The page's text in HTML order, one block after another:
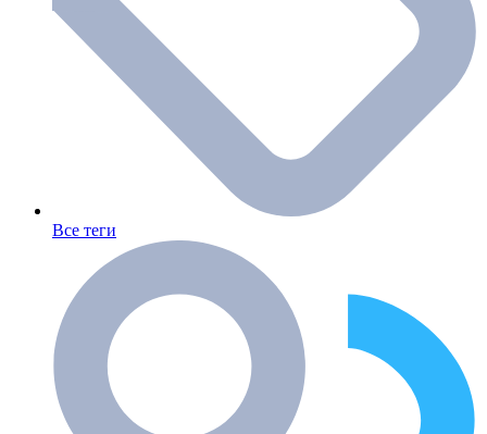
Все теги